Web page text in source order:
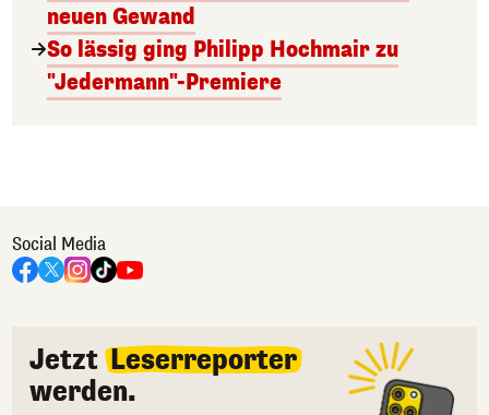
neuen Gewand
So lässig ging Philipp Hochmair zu
"Jedermann"-Premiere
Social Media
Jetzt Leserreporter
werden.